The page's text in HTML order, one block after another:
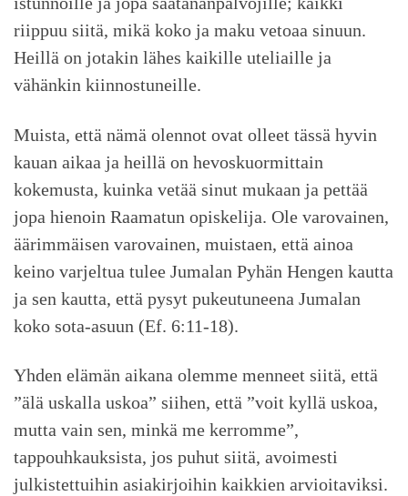
riippuu siitä, mikä koko ja maku vetoaa sinuun.
Heillä on jotakin lähes kaikille uteliaille ja
vähänkin kiinnostuneille.
Muista, että nämä olennot ovat olleet tässä hyvin
kauan aikaa ja heillä on hevoskuormittain
kokemusta, kuinka vetää sinut mukaan ja pettää
jopa hienoin Raamatun opiskelija. Ole varovainen,
äärimmäisen varovainen, muistaen, että ainoa
keino varjeltua tulee Jumalan Pyhän Hengen kautta
ja sen kautta, että pysyt pukeutuneena Jumalan
koko sota-asuun (Ef. 6:11-18).
Yhden elämän aikana olemme menneet siitä, että
”älä uskalla uskoa” siihen, että ”voit kyllä uskoa,
mutta vain sen, minkä me kerromme”,
tappouhkauksista, jos puhut siitä, avoimesti
julkistettuihin asiakirjoihin kaikkien arvioitaviksi.